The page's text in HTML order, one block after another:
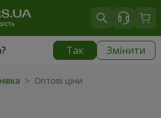
? Так Змінити
|
> Оптові ціни